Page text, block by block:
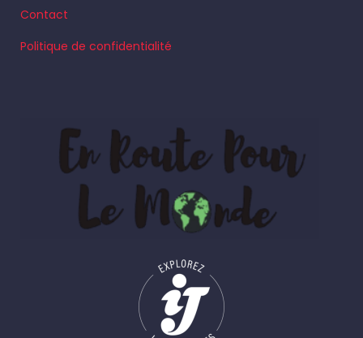
Contact
Politique de confidentialité